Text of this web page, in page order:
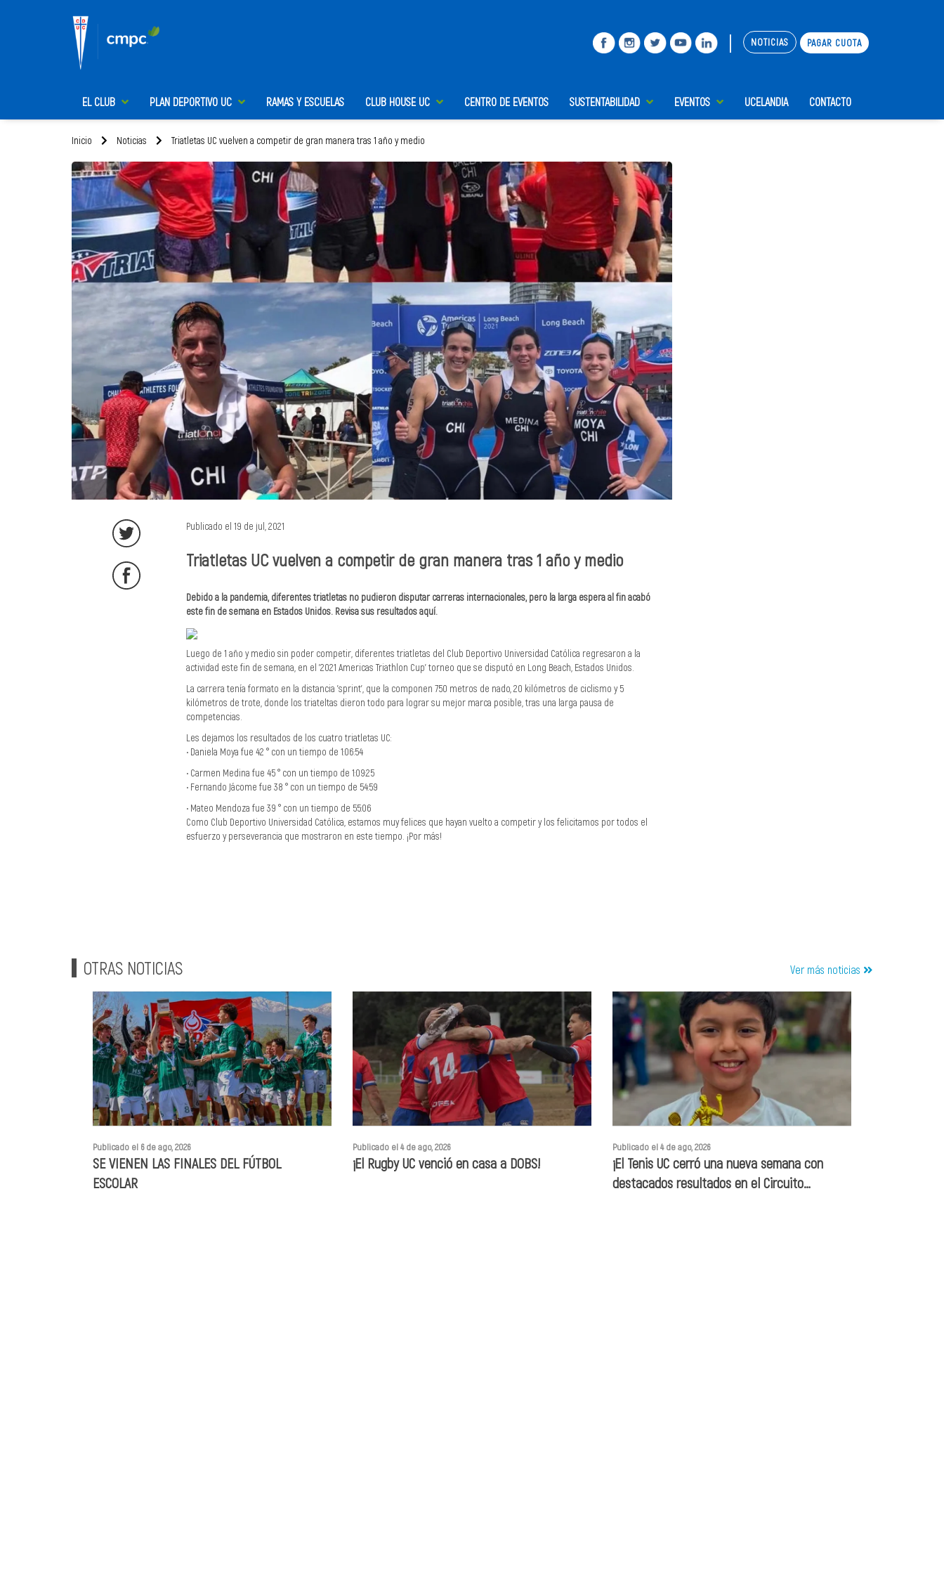
| NOTICIAS PAGAR CUOTA
EL CLUB PLAN DEPORTIVO UC RAMAS Y ESCUELAS CLUB HOUSE UC CENTRO DE EVENTOS SUSTENTABILIDAD EVENTOS UCELANDIA CONTACTO
Inicio Noticias Triatletas UC vuelven a competir de gran manera tras 1 año y medio
Publicado el 19 de jul, 2021
Triatletas UC vuelven a competir de gran manera tras 1 año y medio
Debido a la pandemia, diferentes triatletas no pudieron disputar carreras internacionales, pero la larga espera al fin acabó
este fin de semana en Estados Unidos. Revisa sus resultados aquí.
Luego de 1 año y medio sin poder competir, diferentes triatletas del Club Deportivo Universidad Católica regresaron a la
actividad este fin de semana, en el '2021 Americas Triathlon Cup' torneo que se disputó en Long Beach, Estados Unidos.
La carrera tenía formato en la distancia 'sprint', que la componen 750 metros de nado, 20 kilómetros de ciclismo y 5
kilómetros de trote, donde los triateltas dieron todo para lograr su mejor marca posible, tras una larga pausa de
competencias.
Les dejamos los resultados de los cuatro triatletas UC:
• Daniela Moya fue 42 ° con un tiempo de 1:06:54
• Carmen Medina fue 45 ° con un tiempo de 1:09:25
• Fernando Jácome fue 38 ° con un tiempo de 54:59
• Mateo Mendoza fue 39 ° con un tiempo de 55:06
Como Club Deportivo Universidad Católica, estamos muy felices que hayan vuelto a competir y los felicitamos por todos el
esfuerzo y perseverancia que mostraron en este tiempo. ¡Por más!
OTRAS NOTICIAS Ver más noticias
Publicado el 6 de ago, 2026
SE VIENEN LAS FINALES DEL FÚTBOL
ESCOLAR
Publicado el 4 de ago, 2026
¡El Rugby UC venció en casa a DOBS!
Publicado el 4 de ago, 2026
¡El Tenis UC cerró una nueva semana con
destacados resultados en el Circuito